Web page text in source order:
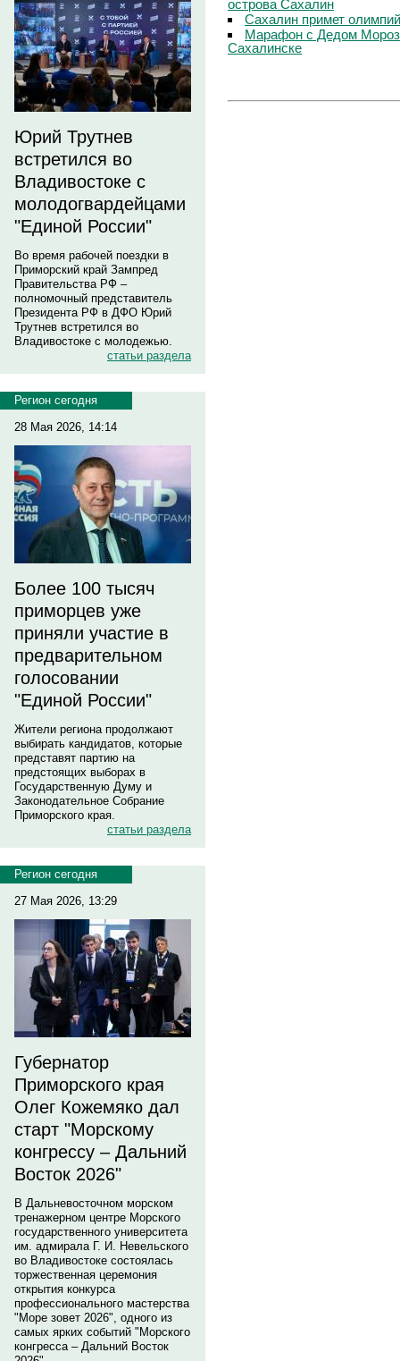
Юрий Трутнев
встретился во
Владивостоке с
молодогвардейцами
"Единой России"
Во время рабочей поездки в
Приморский край Зампред
Правительства РФ –
полномочный представитель
Президента РФ в ДФО Юрий
Трутнев встретился во
Владивостоке с молодежью.
статьи раздела
Регион сегодня
28 Мая 2026, 14:14
Более 100 тысяч
приморцев уже
приняли участие в
предварительном
голосовании
"Единой России"
Жители региона продолжают
выбирать кандидатов, которые
представят партию на
предстоящих выборах в
Государственную Думу и
Законодательное Собрание
Приморского края.
статьи раздела
Регион сегодня
27 Мая 2026, 13:29
Губернатор
Приморского края
Олег Кожемяко дал
старт "Морскому
конгрессу – Дальний
Восток 2026"
В Дальневосточном морском
тренажерном центре Морского
государственного университета
им. адмирала Г. И. Невельского
во Владивостоке состоялась
торжественная церемония
открытия конкурса
профессионального мастерства
"Море зовет 2026", одного из
самых ярких событий "Морского
конгресса – Дальний Восток
острова Сахалин
Сахалин примет
Марафон с Дедом
Сахалинске